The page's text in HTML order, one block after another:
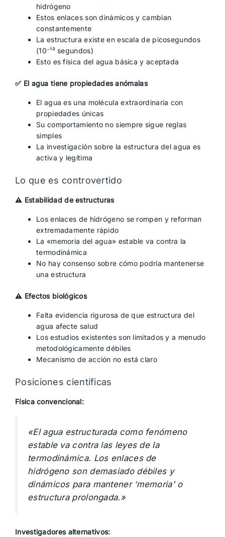
hidrógeno
Estos enlaces son dinámicos y cambian
constantemente
La estructura existe en escala de picosegundos
(10⁻¹² segundos)
Esto es física del agua básica y aceptada
✅ El agua tiene propiedades anómalas
El agua es una molécula extraordinaria con
propiedades únicas
Su comportamiento no siempre sigue reglas
simples
La investigación sobre la estructura del agua es
activa y legítima
Lo que es controvertido
⚠️ Estabilidad de estructuras
Los enlaces de hidrógeno se rompen y reforman
extremadamente rápido
La «memoria del agua» estable va contra la
termodinámica
No hay consenso sobre cómo podría mantenerse
una estructura
⚠️ Efectos biológicos
Falta evidencia rigurosa de que estructura del
agua afecte salud
Los estudios existentes son limitados y a menudo
metodológicamente débiles
Mecanismo de acción no está claro
Posiciones científicas
Física convencional:
«El agua estructurada como fenómeno
estable va contra las leyes de la
termodinámica. Los enlaces de
hidrógeno son demasiado débiles y
dinámicos para mantener ‘memoria' o
estructura prolongada.»
Investigadores alternativos: